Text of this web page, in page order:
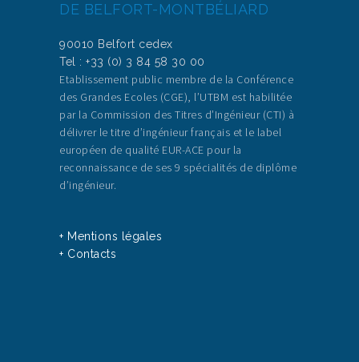
DE BELFORT-MONTBÉLIARD
90010 Belfort cedex
Tel : +33 (0) 3 84 58 30 00
Etablissement public membre de la Conférence
des Grandes Ecoles (CGE), l’UTBM est habilitée
par la Commission des Titres d’Ingénieur (CTI) à
délivrer le titre d’ingénieur français et le label
européen de qualité EUR-ACE pour la
reconnaissance de ses 9 spécialités de diplôme
d’ingénieur.
+ Mentions légales
+ Contacts